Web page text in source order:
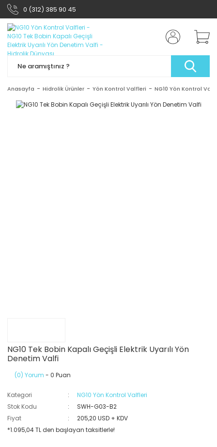
0 (312) 385 90 45
Anasayfa Hidrolik Ürünler Yön Kontrol Valfleri NG10 Yön Kontrol
NG10 Tek Bobin Kapalı Geçişli Elektrik Uyarılı Yön
Denetim Valfi
(0) Yorum - 0 Puan
Kategori
NG10 Yön Kontrol Valfleri
Stok Kodu
SWH-G03-B2
Fiyat
205,20 USD + KDV
*1.095,04 TL den başlayan taksitlerle!